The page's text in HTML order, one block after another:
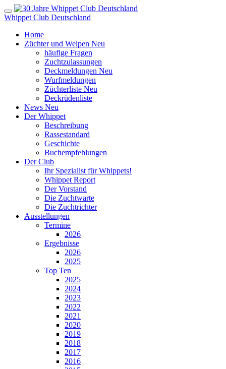
Whippet Club Deutschland
Home
Züchter und Welpen Neu
häufige Fragen
Zuchtzulassungen
Deckmeldungen Neu
Wurfmeldungen
Züchterliste Neu
Deckrüdenliste
News Neu
Der Whippet
Beschreibung
Rassestandard
Geschichte
Buchempfehlungen
Der Club
Ihr Spezialist für Whippets!
Whippet Report
Der Vorstand
Die Zuchtwarte
Die Zuchtrichter
Ausstellungen
Termine
2026
Ergebnisse
2026
2025
Top Ten
2025
2024
2023
2022
2021
2020
2019
2018
2017
2016